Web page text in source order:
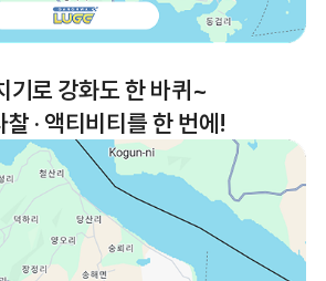
기로 강화도 한 바퀴~
찰 · 액티비티를 한 번에!